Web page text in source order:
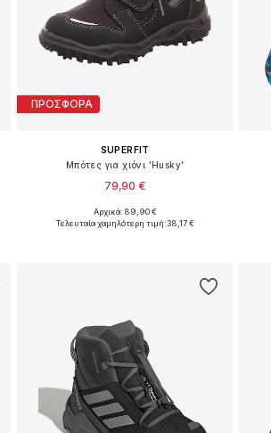
ΠΡΟΣΦΟΡΑ
SUPERFIT
Μπότες για χιόνι 'Husky'
79,90 €
Διαθέσιμο σε πολλά μεγέθη
Αρχικά: 89,90 €
Τελευταία χαμηλότερη τιμή:38,17 €